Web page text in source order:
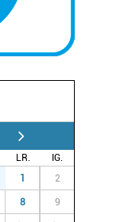
LR.
IG.
1 2
8 9